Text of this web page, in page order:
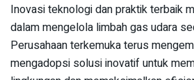
Inovasi teknologi dan praktik terbaik
dalam mengelola limbah gas udara
Perusahaan terkemuka terus
mengadopsi solusi inovatif untuk